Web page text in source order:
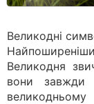
Великодні
Великодня
вони завжди